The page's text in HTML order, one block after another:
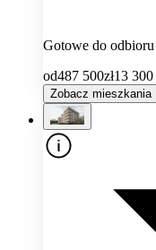
Gotowe do odbioru
od487 500zł13 300
Zobacz mieszkania